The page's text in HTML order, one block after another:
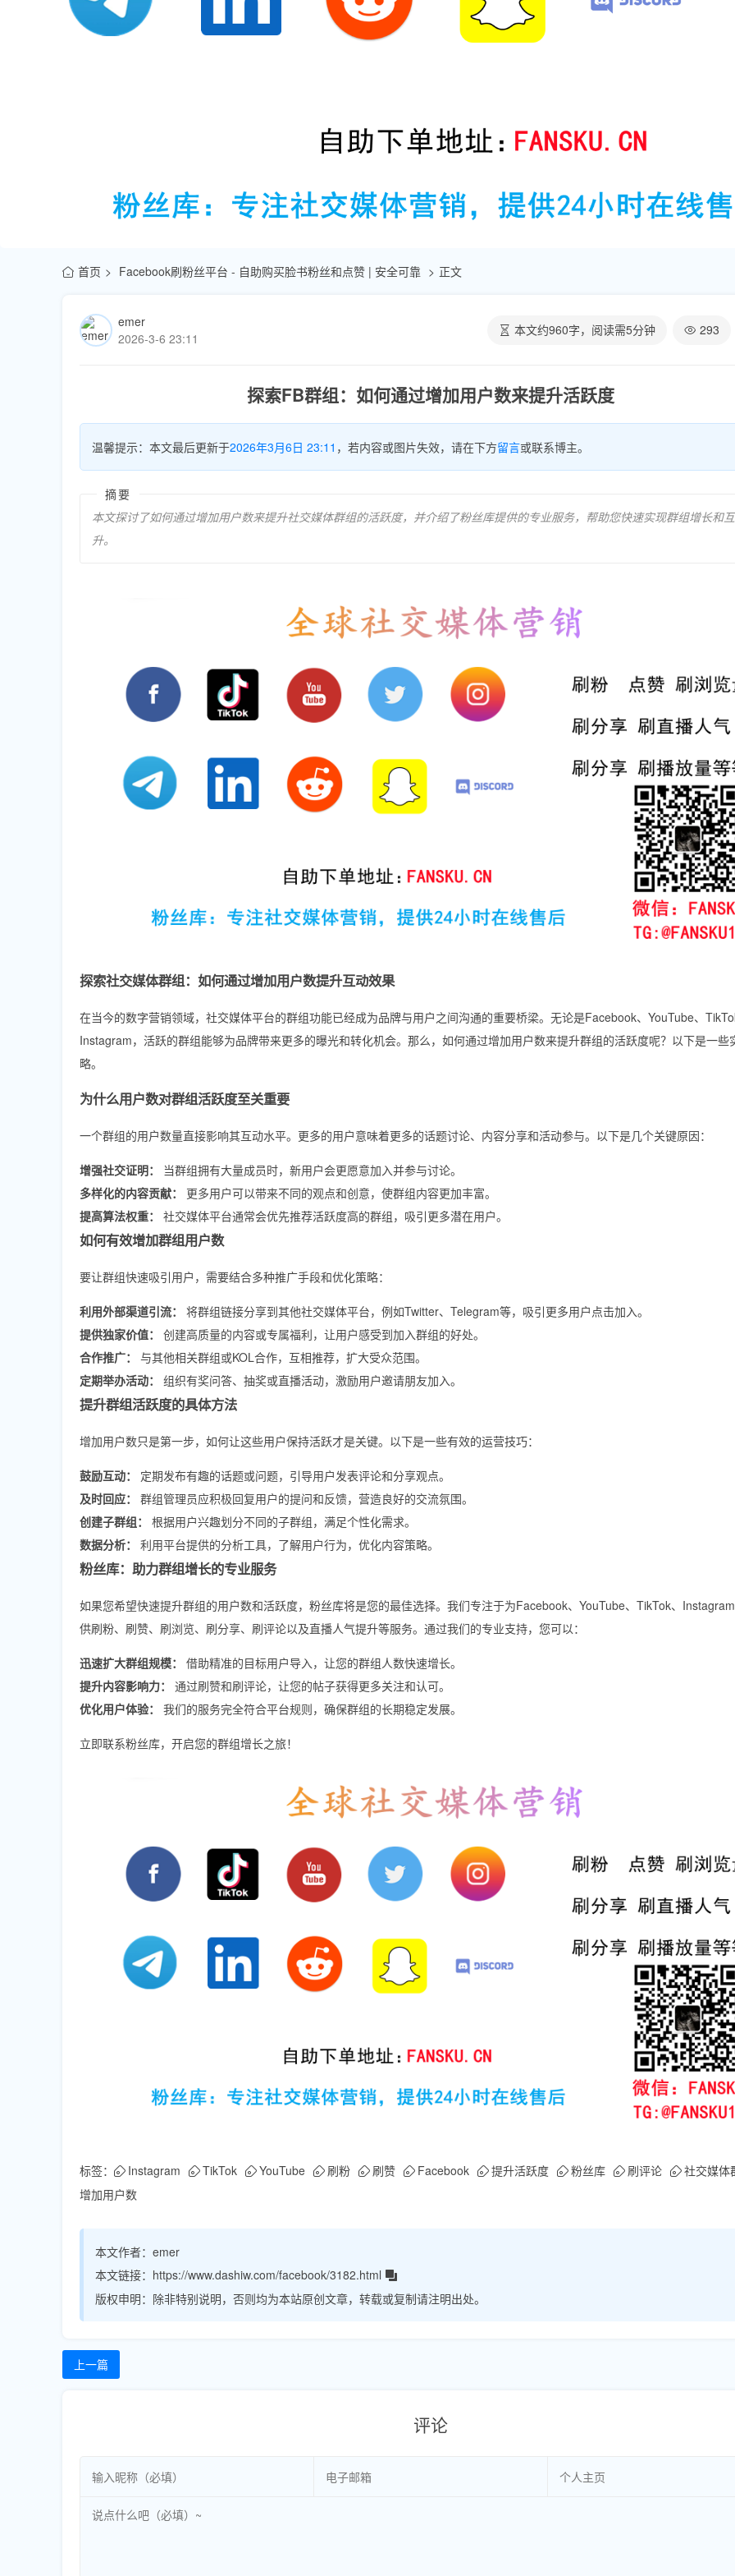
首页 Facebook刷粉丝平台 - 自助购买脸书粉丝和点赞 | 安全可靠 正文
emer
2026-3-6 23:11
本文约960字，阅读需5分钟 293
探索FB群组：如何通过增加用户数来提升活跃度
温馨提示：本文最后更新于2026年3月6日 23:11 ，若内容或图片失效，请在下方留言或联系博主。
摘要
本文探讨了如何通过增加用户数来提升社交媒体群组的活跃度，并介绍了粉丝库提供的专业服务，帮助您快速实现群组增长和
升。
探索社交媒体群组：如何通过增加用户数提升互动效果
在当今的数字营销领域，社交媒体平台的群组功能已经成为品牌与用户之间沟通的重要桥梁。无论是Facebook、YouTube、
Instagram，活跃的群组能够为品牌带来更多的曝光和转化机会。那么，如何通过增加用户数来提升群组的活跃度呢？以下是一些
略。
为什么用户数对群组活跃度至关重要
一个群组的用户数量直接影响其互动水平。更多的用户意味着更多的话题讨论、内容分享和活动参与。以下是几个关键原因：
增强社交证明：
当群组拥有大量成员时，新用户会更愿意加入并参与讨论。
多样化的内容贡献：
更多用户可以带来不同的观点和创意，使群组内容更加丰富。
提高算法权重：
社交媒体平台通常会优先推荐活跃度高的群组，吸引更多潜在用户。
如何有效增加群组用户数
要让群组快速吸引用户，需要结合多种推广手段和优化策略：
利用外部渠道引流：
将群组链接分享到其他社交媒体平台，例如Twitter、Telegram等，吸引更多用户点击加入。
提供独家价值：
创建高质量的内容或专属福利，让用户感受到加入群组的好处。
合作推广：
与其他相关群组或KOL合作，互相推荐，扩大受众范围。
定期举办活动：
组织有奖问答、抽奖或直播活动，激励用户邀请朋友加入。
提升群组活跃度的具体方法
增加用户数只是第一步，如何让这些用户保持活跃才是关键。以下是一些有效的运营技巧：
鼓励互动：
定期发布有趣的话题或问题，引导用户发表评论和分享观点。
及时回应：
群组管理员应积极回复用户的提问和反馈，营造良好的交流氛围。
创建子群组：
根据用户兴趣划分不同的子群组，满足个性化需求。
数据分析：
利用平台提供的分析工具，了解用户行为，优化内容策略。
粉丝库：助力群组增长的专业服务
如果您希望快速提升群组的用户数和活跃度，粉丝库将是您的最佳选择。我们专注于为Facebook、YouTube、TikTok、
供刷粉、刷赞、刷浏览、刷分享、刷评论以及直播人气提升等服务。通过我们的专业支持，您可以：
迅速扩大群组规模：
借助精准的目标用户导入，让您的群组人数快速增长。
提升内容影响力：
通过刷赞和刷评论，让您的帖子获得更多关注和认可。
优化用户体验：
我们的服务完全符合平台规则，确保群组的长期稳定发展。
立即联系粉丝库，开启您的群组增长之旅！
标签： Instagram TikTok YouTube 刷粉 刷赞 Facebook 提升活跃度 粉丝库 刷评论
社交媒体
增加用户数
本文作者： emer
本文链接： https://www.dashiw.com/facebook/3182.html
版权申明： 除非特别说明，否则均为本站原创文章，转载或复制请注明出处。
上一篇
评论